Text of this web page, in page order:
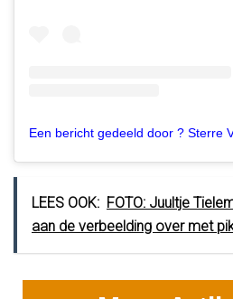
LEES OOK: FOTO: Juultje
aan de verbeelding over met